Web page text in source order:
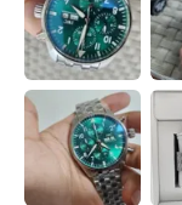
·S
급
하
이
엔
드